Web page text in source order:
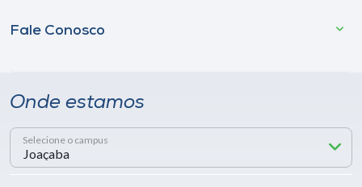
Fale Conosco
Onde estamos
Selecione o campus